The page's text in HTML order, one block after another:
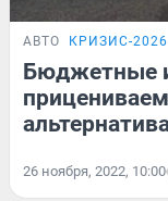
АВТО КРИЗИС-2026
Бюджетные
26 ноября, 2022, 10:00